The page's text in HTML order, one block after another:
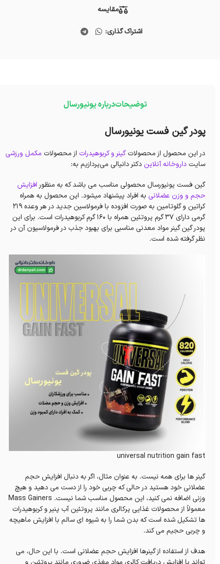
مقایسه
اشتراک گذاری:
توضیحاتدرباره یونیورسال
پودر گین فست یونیورسال
در این محصول از محصولات گینر و کربوهیدرات از محصولات مکمل ورزشی
سایتداروخانه آنلاین دکتر دانیالی می‌پردازیم به:
گین فست یونیورسال محصولی مناسب می باشد که به منظورافزایش
حجم و وزن عضلانی به افراد پیشنهاد میشود. این محصول به همراه
کراتین و گلوتامین به صورت افزوده با فرمولاسین جدید در هر وعده ۲۱۹
گرمی دارای ۳۷ گرم پروتئین همراه با ۱۶۰ گرم کربوهیدرات است. برای این
پودر گین گینر مواد معدنی مناسبی برای بهبود جذب در فرمولاسیون آن در
نظر گرفته شده است.
universal nutrition gain fast
گینر ها برای همه نیست. به عنوان مثال، اگر به دنبال افزایش حجم
عضلانی خود هستید در حالی که چربی خود را از دست می دهید و هیچ
وزنی اضافه نمی کنید، این محصول مناسب شما نیست. Mass Gainers
معمولاً از محصولات غذایی پرکالری مانند پروتئین آب پنیر و کربوهیدرات
ها تشکیل شده است که بدن شما را به شیوه ای سالم با افزایش ماهیچه
و چربی حجیم می کند.
هدف از استفاده از گینرها افزایش حجم عضلانی است. با این حال، می